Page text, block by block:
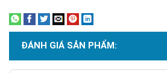
ĐÁNH GIÁ SẢN PHẨM: